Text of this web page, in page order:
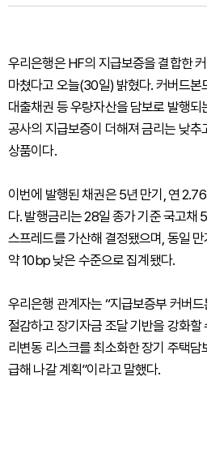
우리은행은 HF의 지급보증을 결합한
마쳤다고 오늘(30일) 밝혔다. 커버드본
대출채권 등 우량자산을 담보로 발행
공사의 지급보증이 더해져 금리는 낮추
상품이다.
이번에 발행된 채권은 5년 만기, 연
다. 발행금리는 28일 종가 기준 국고채
스프레드를 가산해 결정됐으며, 동일
약 10bp 낮은 수준으로 집계됐다.
우리은행 관계자는 “지급보증부 커버
절감하고 장기자금 조달 기반을 강화할
리변동 리스크를 최소화한 장기 주택
급해 나갈 계획”이라고 말했다.